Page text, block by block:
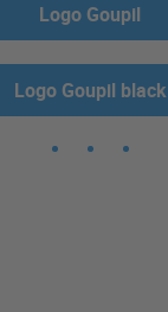
Logo Goupil
Logo Goupil black